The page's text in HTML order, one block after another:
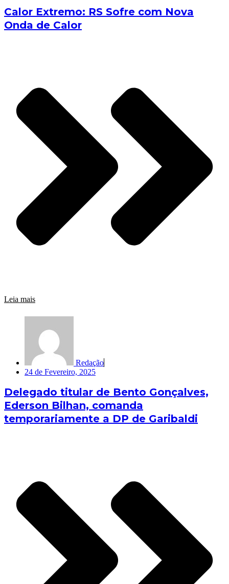
Calor Extremo: RS Sofre com Nova
Onda de Calor
Leia mais
Redação
24 de Fevereiro, 2025
Delegado titular de Bento Gonçalves,
Ederson Bilhan, comanda
temporariamente a DP de Garibaldi